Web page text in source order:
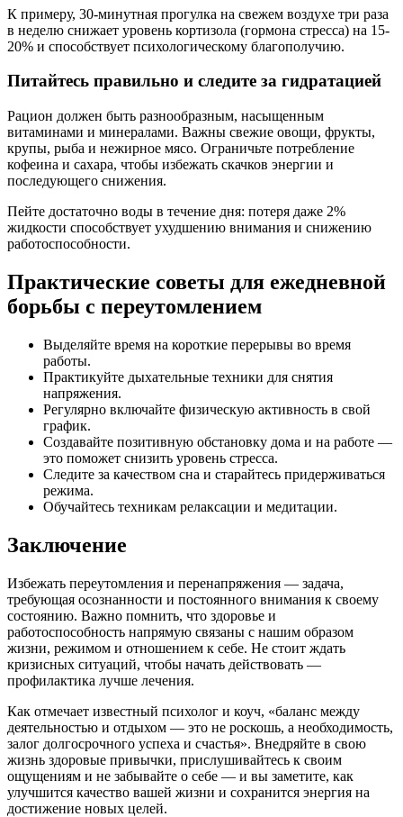
К примеру, 30-минутная прогулка на свежем воздухе три раза
в неделю снижает уровень кортизола (гормона стресса) на 15-
20% и способствует психологическому благополучию.
Питайтесь правильно и следите за гидратацией
Рацион должен быть разнообразным, насыщенным
витаминами и минералами. Важны свежие овощи, фрукты,
крупы, рыба и нежирное мясо. Ограничьте потребление
кофеина и сахара, чтобы избежать скачков энергии и
последующего снижения.
Пейте достаточно воды в течение дня: потеря даже 2%
жидкости способствует ухудшению внимания и снижению
работоспособности.
Практические советы для ежедневной
борьбы с переутомлением
Выделяйте время на короткие перерывы во время
работы.
Практикуйте дыхательные техники для снятия
напряжения.
Регулярно включайте физическую активность в свой
график.
Создавайте позитивную обстановку дома и на работе —
это поможет снизить уровень стресса.
Следите за качеством сна и старайтесь придерживаться
режима.
Обучайтесь техникам релаксации и медитации.
Заключение
Избежать переутомления и перенапряжения — задача,
требующая осознанности и постоянного внимания к своему
состоянию. Важно помнить, что здоровье и
работоспособность напрямую связаны с нашим образом
жизни, режимом и отношением к себе. Не стоит ждать
кризисных ситуаций, чтобы начать действовать —
профилактика лучше лечения.
Как отмечает известный психолог и коуч, «баланс между
деятельностью и отдыхом — это не роскошь, а необходимость,
залог долгосрочного успеха и счастья». Внедряйте в свою
жизнь здоровые привычки, прислушивайтесь к своим
ощущениям и не забывайте о себе — и вы заметите, как
улучшится качество вашей жизни и сохранится энергия на
достижение новых целей.